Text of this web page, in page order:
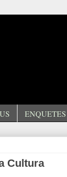
ENQUETES
Cultura